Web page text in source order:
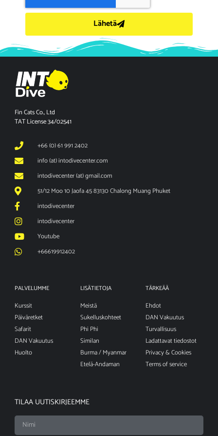
Lähetä
Fin Cats Co., Ltd
TAT License 34/02541
+66 (0) 61 991 2402
info (at) intodivecenter.com
intodivecenter (at) gmail.com
51/12 Moo 10 Jaofa 45 83130 Chalong Muang Phuket
intodivecenter
intodivecenter
Youtube
+66619912402
PALVELUMME
Kurssit
Päiväretket
Safarit
DAN Vakuutus
Huolto
LISÄTIETOJA
Meistä
Sukelluskohteet
Phi Phi
Similan
Burma / Myanmar
Etelä-Andaman
TÄRKEÄÄ
Ehdot
DAN Vakuutus
Turvallisuus
Ladattavat tiedostot
Privacy & Cookies
Terms of service
TILAA UUTISKIRJEEMME